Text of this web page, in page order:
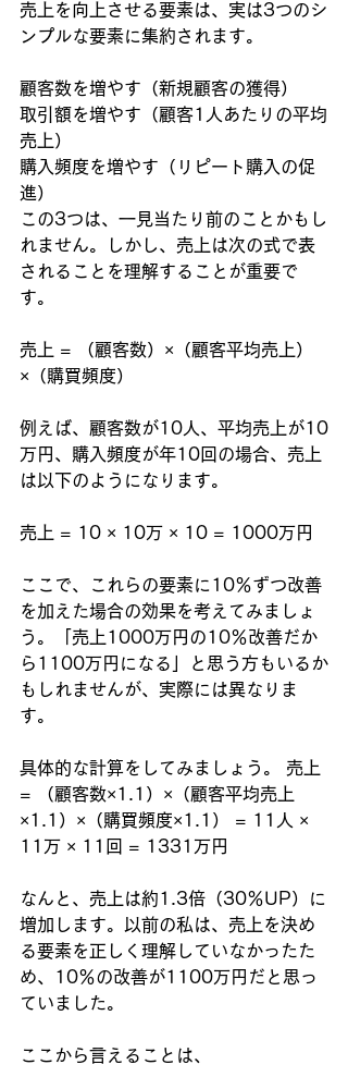
売上を向上させる要素は、実は3つのシ
ンプルな要素に集約されます。
顧客数を増やす（新規顧客の獲得）
取引額を増やす（顧客1人あたりの平均
売上）
購入頻度を増やす（リピート購入の促
進）
この3つは、一見当たり前のことかもし
れません。しかし、売上は次の式で表
されることを理解することが重要で
す。
売上 = （顧客数）×（顧客平均売上）
×（購買頻度）
例えば、顧客数が10人、平均売上が10
万円、購入頻度が年10回の場合、売上
は以下のようになります。
売上 = 10 × 10万 × 10 = 1000万円
ここで、これらの要素に10％ずつ改善
を加えた場合の効果を考えてみましょ
う。「売上1000万円の10％改善だか
ら1100万円になる」と思う方もいるか
もしれませんが、実際には異なりま
す。
具体的な計算をしてみましょう。 売上
= （顧客数×1.1）×（顧客平均売上
×1.1）×（購買頻度×1.1） = 11人 ×
11万 × 11回 = 1331万円
なんと、売上は約1.3倍（30％UP）に
増加します。以前の私は、売上を決め
る要素を正しく理解していなかったた
め、10％の改善が1100万円だと思っ
ていました。
ここから言えることは、